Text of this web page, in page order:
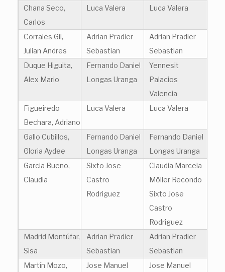
Chana Seco,
Carlos
Luca Valera Luca Valera
Corrales Gil,
Julian Andres
Adrian Pradier
Sebastian
Adrian Pradier
Sebastian
Duque Higuita,
Alex Mario
Fernando Daniel
Longas Uranga
Yennesit
Palacios
Valencia
Figueiredo
Bechara, Adriano
Luca Valera Luca Valera
Gallo Cubillos,
Gloria Aydee
Fernando Daniel
Longas Uranga
Fernando Daniel
Longas Uranga
Garcia Bueno,
Claudia
Sixto Jose
Castro
Rodriguez
Claudia Marcela
Möller Recondo
Sixto Jose
Castro
Rodriguez
Madrid Montúfar,
Sisa
Adrian Pradier
Sebastian
Adrian Pradier
Sebastian
Martín Mozo,
Jose Manuel
Jose Manuel